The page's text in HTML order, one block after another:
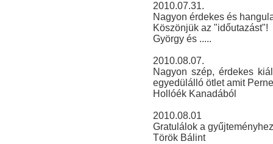
2010.07.31.
Nagyon érdekes és
Köszönjük az "időutazást"!
György és .....
2010.08.07.
Nagyon szép, érdekes
egyedülálló ötlet amit
Hollóék Kanadából
2010.08.01
Gratulálok a
Török Bálint